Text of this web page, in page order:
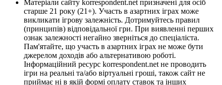
Матеріали сайту korrespondent.net призначені для осіб
старше 21 року (21+). Участь в азартних іграх може
викликати ігрову залежність. Дотримуйтесь правил
(принципів) відповідальної гри. При виявленні перших
ознак залежності негайно зверніться до спеціаліста.
Пам'ятайте, що участь в азартних іграх не може бути
джерелом доходів або альтернативою роботі.
Інформаційний ресурс korrespondent.net не проводить
ігри на реальні та/або віртуальні гроші, також сайт не
приймає ні в якій формі оплату ставок та інших